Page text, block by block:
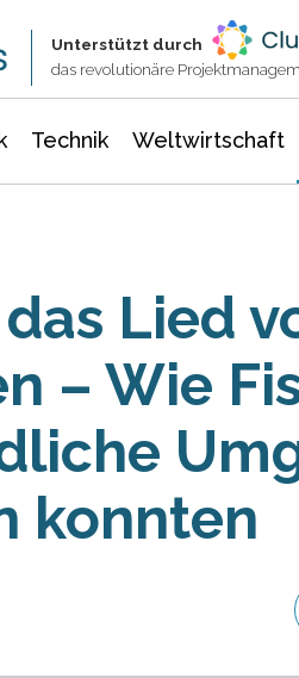
Unterstützt durch
das revolutionäre
Technik Weltwirtschaft
Lied
– Wie
konnten